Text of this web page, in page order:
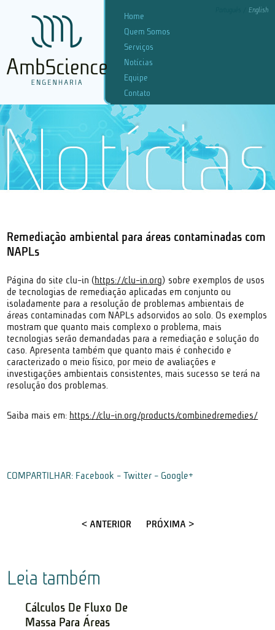
English
Home
Quem Somos
Serviços
Notícias
Equipe
Contato
Remediação ambiental para áreas contaminadas com
NAPLs
Página do site clu-in (https://clu-in.org) sobre exemplos de usos
de tecnologias de remediação aplicadas em conjunto ou
isoladamente para a resolução de problemas ambientais de
áreas contaminadas com NAPLs adsorvidos ao solo. Os exemplos
mostram que quanto mais complexo o problema, mais
tecnologias serão demandadas para a remediação e solução do
caso. Apresenta também que quanto mais é conhecido e
caracterizado o meio físico, por meio de avaliações e
investigações ambientais consistentes, mais sucesso se terá na
resolução dos problemas.
Saiba mais em: https://clu-in.org/products/combinedremedies/
COMPARTILHAR: Facebook -Twitter - Google+
< ANTERIOR PRÓXIMA >
Leia também
Cálculos De Fluxo De
Massa Para Áreas